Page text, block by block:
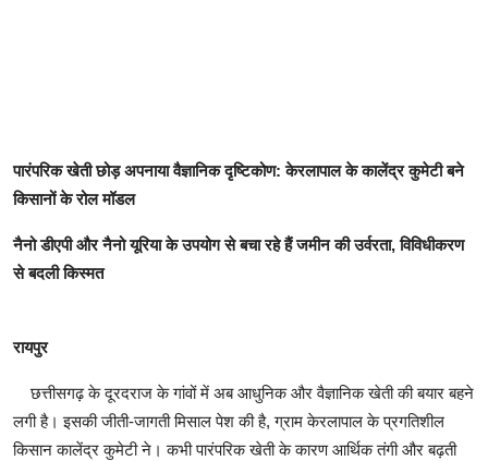
​पारंपरिक खेती छोड़ अपनाया वैज्ञानिक दृष्टिकोण: केरलापाल के कालेंद्र कुमेटी बने
किसानों के रोल मॉडल
​नैनो डीएपी और नैनो यूरिया के उपयोग से बचा रहे हैं जमीन की उर्वरता, विविधीकरण
से बदली किस्मत
रायपुर
​छत्तीसगढ़ के दूरदराज के गांवों में अब आधुनिक और वैज्ञानिक खेती की बयार बहने
लगी है। इसकी जीती-जागती मिसाल पेश की है, ग्राम केरलापाल के प्रगतिशील
किसान कालेंद्र कुमेटी ने। कभी पारंपरिक खेती के कारण आर्थिक तंगी और बढ़ती